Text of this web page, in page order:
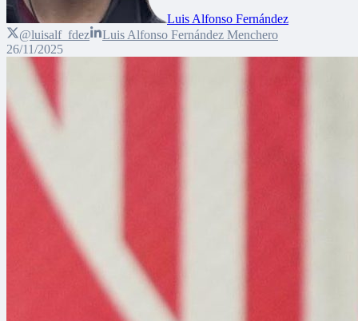
Luis Alfonso Fernández
@luisalf_fdez
Luis Alfonso Fernández Menchero
26/11/2025